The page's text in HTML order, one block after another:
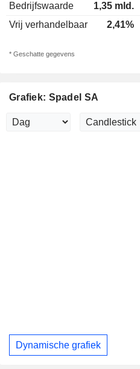
Bedrijfswaarde
1,35 mld.
Vrij verhandelbaar
2,41%
* Geschatte gegevens
Grafiek: Spadel SA
Dynamische grafiek